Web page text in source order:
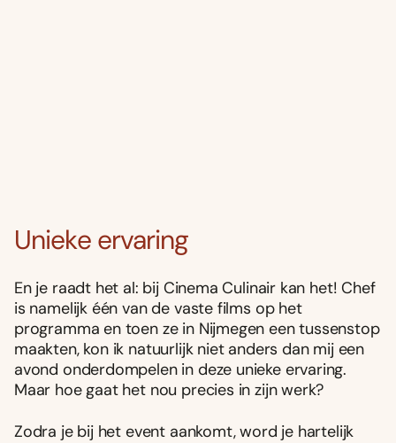
Unieke ervaring
En je raadt het al: bij Cinema Culinair kan het! Chef
is namelijk één van de vaste films op het
programma en toen ze in Nijmegen een tussenstop
maakten, kon ik natuurlijk niet anders dan mij een
avond onderdompelen in deze unieke ervaring.
Maar hoe gaat het nou precies in zijn werk?
Zodra je bij het event aankomt, word je hartelijk